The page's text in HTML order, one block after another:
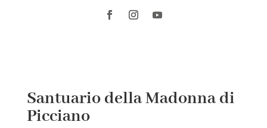
Santuario della Madonna di
Picciano